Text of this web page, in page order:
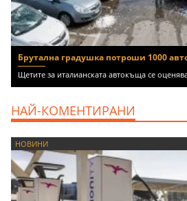
Брутална градушка потроши 1000
Щетите за италианската автокъща се
НАЙ-КОМЕНТИРАНИ
НОВИНИ